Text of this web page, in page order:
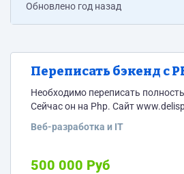
Обновлено год назад
Переписать бэкенд с
Необходимо переписать
Сейчас он на Php. Сайт
Веб-разработка и IT
500 000 Руб